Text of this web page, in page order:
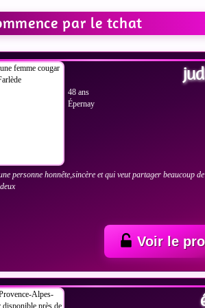
par le tchat
PHOTOS
48 ans
Épernay
personne honnête,sincère et qui veut partager beaucoup
Voir le
PHOTOS